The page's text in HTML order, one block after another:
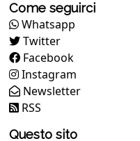
Come seguirci
Whatsapp
Twitter
Facebook
Instagram
Newsletter
RSS
Questo sito